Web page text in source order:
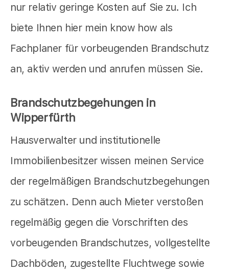
nur relativ geringe Kosten auf Sie zu. Ich
biete Ihnen hier mein know how als
Fachplaner für vorbeugenden Brandschutz
an, aktiv werden und anrufen müssen Sie.
Brandschutzbegehungen in
Wipperfürth
Hausverwalter und institutionelle
Immobilienbesitzer wissen meinen Service
der regelmäßigen Brandschutzbegehungen
zu schätzen. Denn auch Mieter verstoßen
regelmäßig gegen die Vorschriften des
vorbeugenden Brandschutzes, vollgestellte
Dachböden, zugestellte Fluchtwege sowie